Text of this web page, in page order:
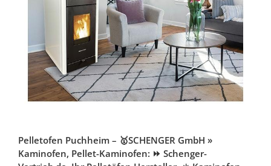
Pelletofen Puchheim – 🥇SCHENGER GmbH »
Kaminofen, Pellet-Kaminofen: ⏩ Schenger-